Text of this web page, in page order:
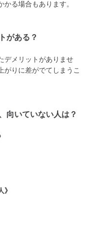
る場合もあります。
がある？
デメリットがありませ
がりに差がでてしまうこ
向いていない人は？
》